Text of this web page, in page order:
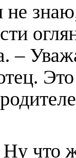
–
что